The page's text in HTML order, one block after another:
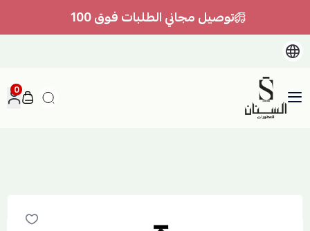
توصيل مجاني الطلبات فوق 100
السنان للعطور والعسل الطبيعي
0